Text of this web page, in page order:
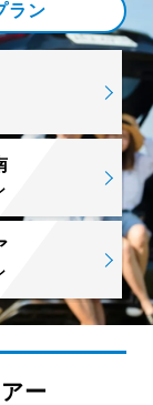
ラン
ー